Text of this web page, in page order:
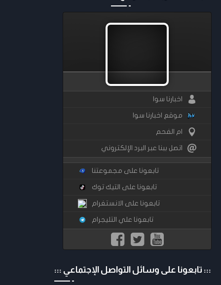
اخبارنا سوا
موقع اخبارنا سوا
ام الفحم
اتصل ببنا عبر البرد الإلكتروني
تابعونا على مجموعتنا
تابعونا على التيك توك
تابعونا على الانستغرام
تابعونا علي التليجرام
::: تابعونا على وسائل التواصل الإجتماعي :::